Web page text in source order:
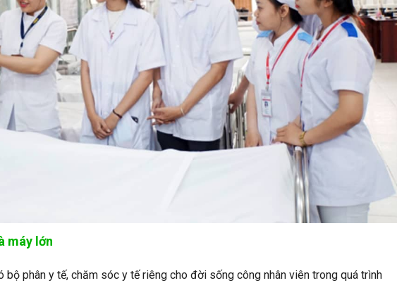
máy lớn
bộ phân y tế, chăm sóc y tế riêng cho đời sống công nhân viên trong quá trình